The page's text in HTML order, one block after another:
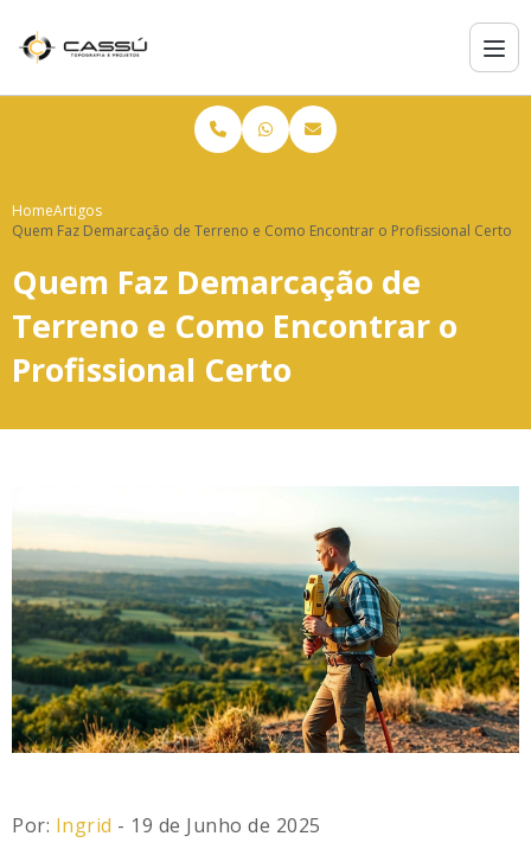
HomeArtigos
Quem Faz Demarcação de Terreno e Como Encontrar o Profissional Certo
Quem Faz Demarcação de
Terreno e Como Encontrar o
Profissional Certo
Por: Ingrid - 19 de Junho de 2025